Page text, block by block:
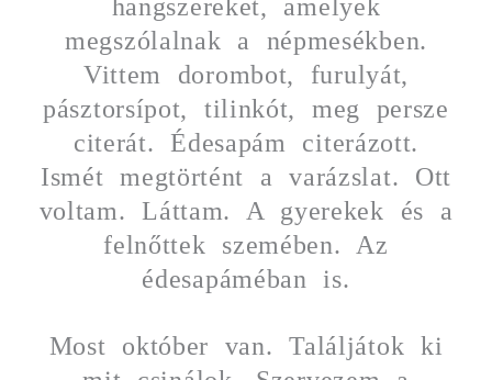
hangszereket, amelyek
megszólalnak a népmesékben.
Vittem dorombot, furulyát,
pásztorsípot, tilinkót, meg persze
citerát. Édesapám citerázott.
Ismét megtörtént a varázslat. Ott
voltam. Láttam. A gyerekek és a
felnőttek szemében. Az
édesapáméban is.
Most október van. Találjátok ki